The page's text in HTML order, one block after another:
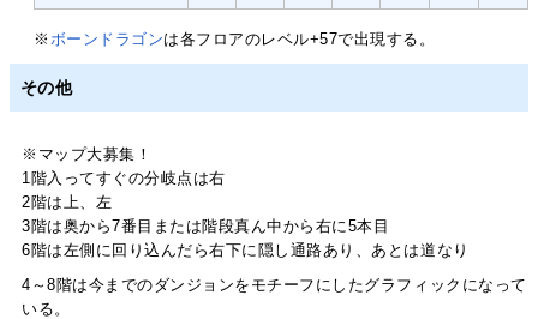
※ ボーンドラゴンは各フロアのレベル+57で出現する。
その他
※マップ大募集！
1階入ってすぐの分岐点は右
2階は上、左
3階は奥から7番目または階段真ん中から右に5本目
6階は左側に回り込んだら右下に隠し通路あり、あとは道なり
4～8階は今までのダンジョンをモチーフにしたグラフィックになって
いる。